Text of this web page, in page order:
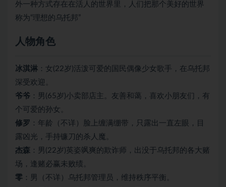
外一种方式存在在活人的世界里，人们把那个美好的世界
称为“理想的乌托邦”
人物角色
冰淇淋 ：女(22岁)活泼可爱的国民偶像少女歌手，在乌托邦
深受欢迎。
爷爷 ：男(65岁)小卖部店主。友善和蔼，喜欢小朋友们，有
个可爱的孙女。
修罗 ：年龄（不详）脸上缠满绷带，只露出一直左眼，目
露凶光，手持镰刀的杀人魔。
杰森 ：男(22岁)英姿飒爽的欺诈师，出没于乌托邦的各大赌
场，逢赌必赢未败绩。
零 ：男（不详）乌托邦管理员，维持秩序平衡。